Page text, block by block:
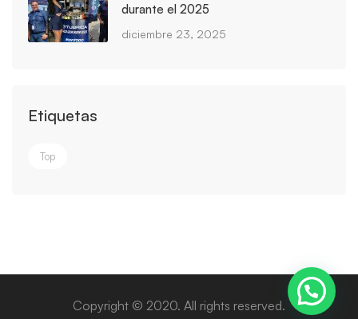
durante el 2025
diciembre 23, 2025
Etiquetas
Top
Copyright © 2020. All rights reserved.